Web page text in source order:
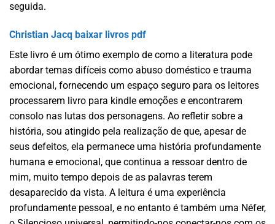
seguida.
Christian Jacq baixar livros pdf
Este livro é um ótimo exemplo de como a literatura pode
abordar temas difíceis como abuso doméstico e trauma
emocional, fornecendo um espaço seguro para os leitores
processarem livro para kindle emoções e encontrarem
consolo nas lutas dos personagens. Ao refletir sobre a
história, sou atingido pela realização de que, apesar de
seus defeitos, ela permanece uma história profundamente
humana e emocional, que continua a ressoar dentro de
mim, muito tempo depois de as palavras terem
desaparecido da vista. A leitura é uma experiência
profundamente pessoal, e no entanto é também uma Néfer,